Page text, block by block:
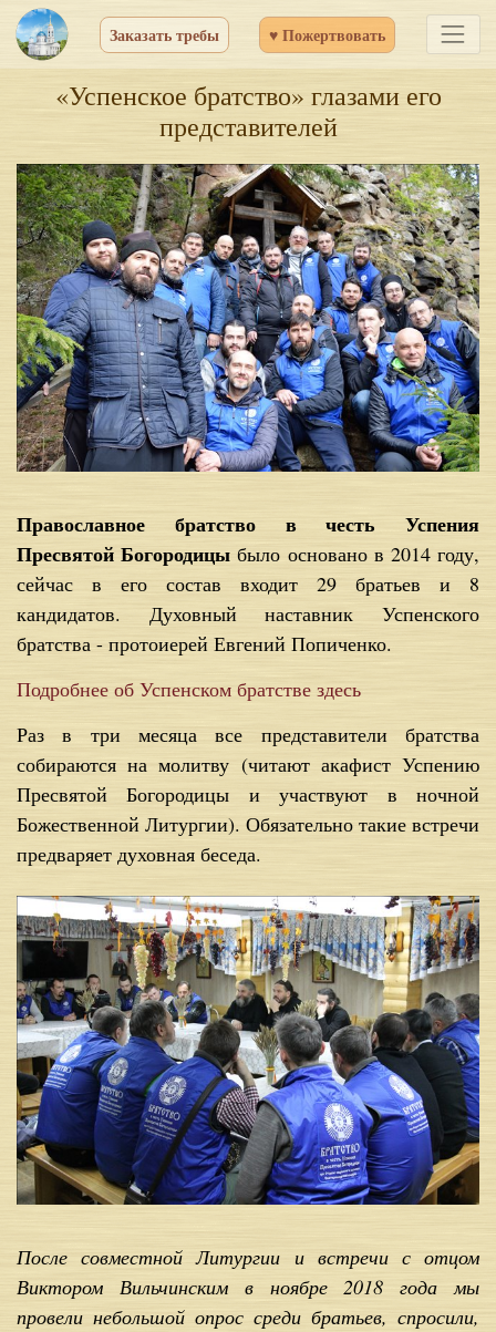
Заказать требы ♥ Пожертвовать
«Успенское братство» глазами его
представителей
Православное братство в честь Успения
Пресвятой Богородицы было основано в 2014 году,
сейчас в его состав входит 29 братьев и 8
кандидатов. Духовный наставник Успенского
братства - протоиерей Евгений Попиченко.
Подробнее об Успенском братстве здесь
Раз в три месяца все представители братства
собираются на молитву (читают акафист Успению
Пресвятой Богородицы и участвуют в ночной
Божественной Литургии). Обязательно такие встречи
предваряет духовная беседа.
После совместной Литургии и встречи с отцом
Виктором Вильчинским в ноябре 2018 года мы
провели небольшой опрос среди братьев, спросили,